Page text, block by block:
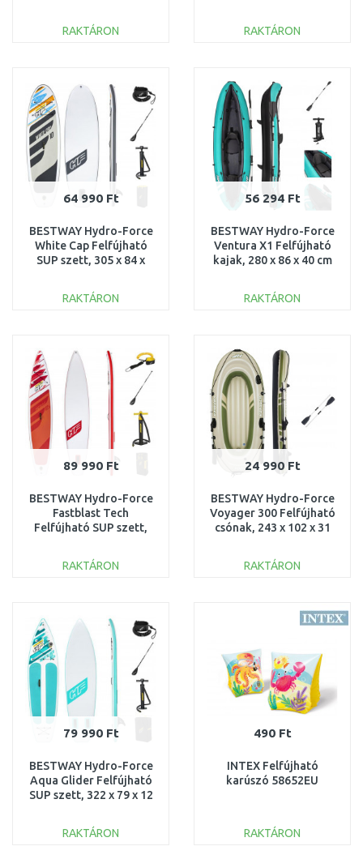
RAKTÁRON
RAKTÁRON
Összehasonlítás
64 990 Ft
BESTWAY Hydro-Force
White Cap Felfújható
SUP szett, 305 x 84 x
RAKTÁRON
56 294 Ft
BESTWAY Hydro-Force
Ventura X1 Felfújható
kajak, 280 x 86 x 40 cm
RAKTÁRON
Összehasonlítás
89 990 Ft
BESTWAY Hydro-Force
Fastblast Tech
Felfújható SUP szett,
RAKTÁRON
24 990 Ft
BESTWAY Hydro-Force
Voyager 300 Felfújható
csónak, 243 x 102 x 31
RAKTÁRON
Összehasonlítás
79 990 Ft
BESTWAY Hydro-Force
Aqua Glider Felfújható
SUP szett, 322 x 79 x 12
RAKTÁRON
490 Ft
INTEX Felfújható
karúszó 58652EU
RAKTÁRON